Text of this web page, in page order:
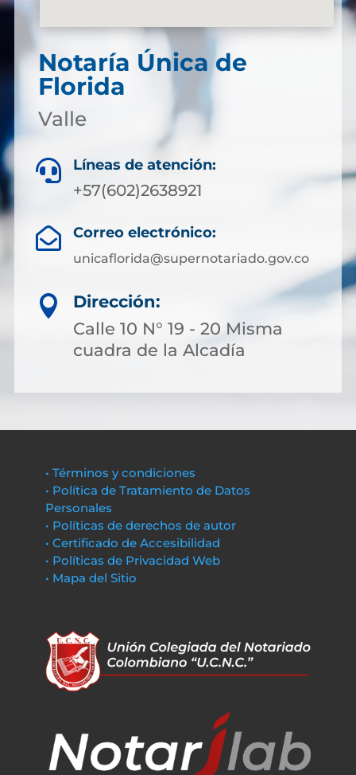
Notaría Única de
Florida
Valle
 Líneas de atención:
+57(602)2638921
 Correo electrónico:
unicaflorida@supernotariado.gov.co

Dirección:
Calle 10 N° 19 - 20 Misma
cuadra de la Alcadía
• Términos y condiciones
• Política de Tratamiento de Datos
Personales
• Políticas de derechos de autor
• Certificado de Accesibilidad
• Políticas de Privacidad Web
• Mapa del Sitio